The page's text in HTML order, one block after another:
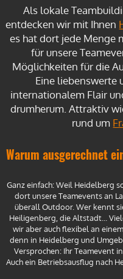
Als lokale
entdecken wir mit Ihnen
es hat dort jede Menge
für unsere
Möglichkeiten für die
Eine liebenswerte
internationalem Flair
drumherum. Attraktiv
rund um
Warum ausgerechnet
Ganz einfach: Weil Heidelberg
dort unsere Teamevents an
überall Outdoor. Wer kennt
Heiligenberg, die Altstadt...
wir aber auch flexibel an
denn in Heidelberg und
Versprochen: Ihr Teamevent
Auch ein Betriebsausflug nach